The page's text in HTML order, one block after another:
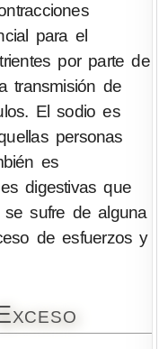
para el
por parte de
transmisión de
El sodio es
personas
es
digestivas que
sufre de alguna
de esfuerzos y